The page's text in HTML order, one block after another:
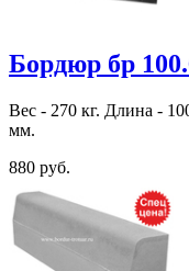
Бордюр бр
Вес - 270 кг. Длина -
мм.
880 руб.